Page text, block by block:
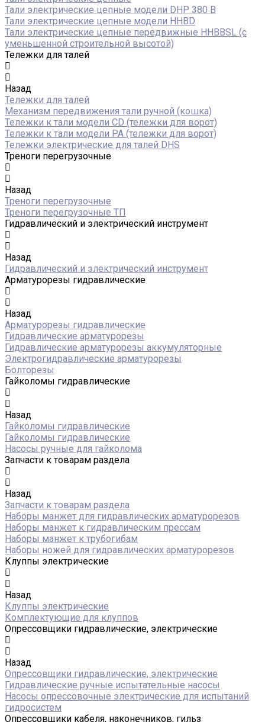
Тали электрические цепные модели DHP 380 В
Тали электрические цепные модели HHBD
Тали электрические цепные передвижные HHBBSL (с
уменьшенной строительной высотой)
Тележки для талей
Назад
Тележки для талей
Механизм передвижения тали ручной (кошка)
Тележки к тали модели CD (тележки для ворот)
Тележки к тали модели РА (тележки для ворот)
Тележки электрические для талей DHS
Треноги перегрузочные
Назад
Треноги перегрузочные
Треноги перегрузочные ТП
Гидравлический и электрический инструмент
Назад
Гидравлический и электрический инструмент
Арматурорезы гидравлические
Назад
Арматурорезы гидравлические
Гидравлические арматурорезы
Гидравлические арматурорезы аккумуляторные
Электрогидравлические арматурорезы
Болторезы
Гайколомы гидравлические
Назад
Гайколомы гидравлические
Гайколомы гидравлические
Насосы ручные для гайколома
Запчасти к товарам раздела
Назад
Запчасти к товарам раздела
Наборы манжет для гидравлических арматурорезов
Наборы манжет к гидравлическим прессам
Наборы манжет к трубогибам
Наборы ножей для гидравлических арматурорезов
Клуппы электрические
Назад
Клуппы электрические
Комплектующие для клуппов
Опрессовщики гидравлические, электрические
Назад
Опрессовщики гидравлические, электрические
Гидравлические ручные испытательные насосы
Насосы опрессовочные электрические для испытаний
гидросистем
Опрессовщики кабеля, наконечников, гильз